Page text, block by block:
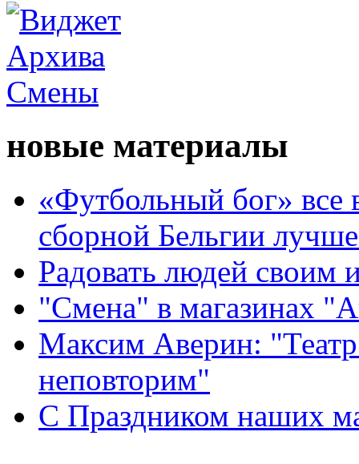
новые материалы
«Футбольный бог» все
сборной Бельгии
Радовать людей своим
"Смена" в магазинах
Максим Аверин:
неповторим"
С Праздником наших